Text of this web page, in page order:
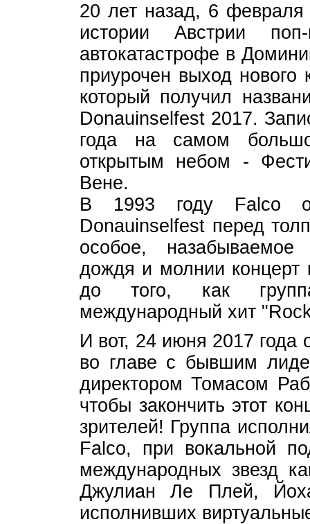
20 лет назад, 6
истории Австрии
автокатастрофе в
приурочен выход нового
который получил
Donauinselfest 2017.
года на самом
открытым небом -
Вене.
В 1993 году Falco
Donauinselfest перед
особое,
дождя и молнии концерт
до того, как
международный хит
И вот, 24 июня 2017 года
во главе с бывшим
директором Томасом
чтобы закончить этот
зрителей! Группа
Falco, при вокальной
международных звезд
Джулиан Ле Плей,
исполнивших